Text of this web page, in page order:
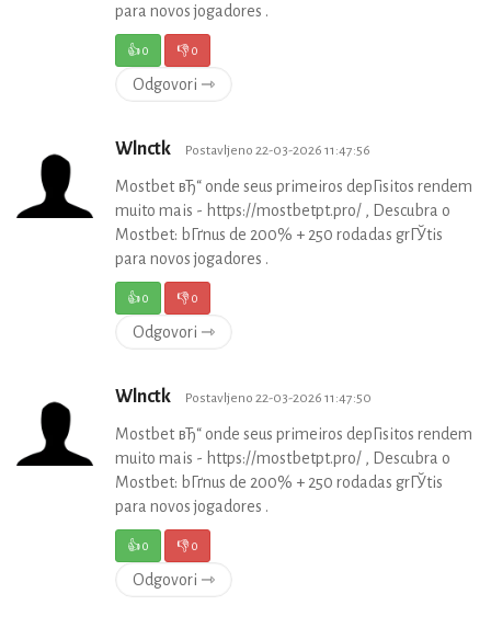
para novos jogadores .
👍0 👎0
Odgovori ⇾
Wlnctk Postavljeno 22-03-2026 11:47:56
Mostbet вЂ“ onde seus primeiros depГіsitos rendem
muito mais - https://mostbetpt.pro/ , Descubra o
Mostbet: bГґnus de 200% + 250 rodadas grГЎtis
para novos jogadores .
👍0 👎0
Odgovori ⇾
Wlnctk Postavljeno 22-03-2026 11:47:50
Mostbet вЂ“ onde seus primeiros depГіsitos rendem
muito mais - https://mostbetpt.pro/ , Descubra o
Mostbet: bГґnus de 200% + 250 rodadas grГЎtis
para novos jogadores .
👍0 👎0
Odgovori ⇾